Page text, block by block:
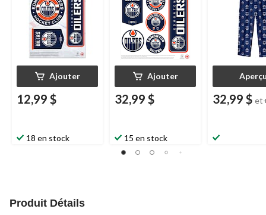
Ajouter
12,99 $
18 en stock
Ajouter
32,99 $
15 en stock
32,99 $
Produit Détails